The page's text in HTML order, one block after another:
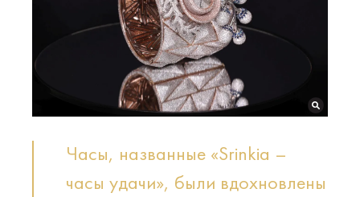
Часы, названные «Srinkia –
часы удачи», были вдохновлены